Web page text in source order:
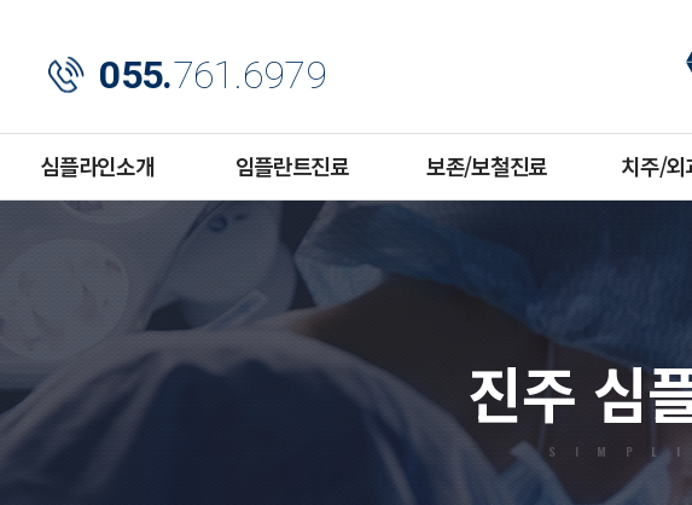
055.761.6979
심플라인소개 임플란트진료 보존/보철진료 치주/외
진주 심